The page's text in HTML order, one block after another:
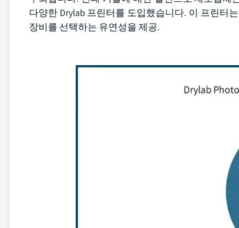
다양한 Drylab 프린터를 도입했습니다. 이 프린터
장비를 선택하는 유연성을 제공.